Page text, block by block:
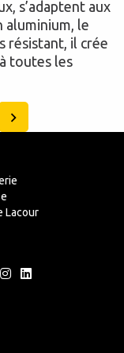
s’adaptent aux
aluminium, le
résistant, il crée
toutes les
Lacour